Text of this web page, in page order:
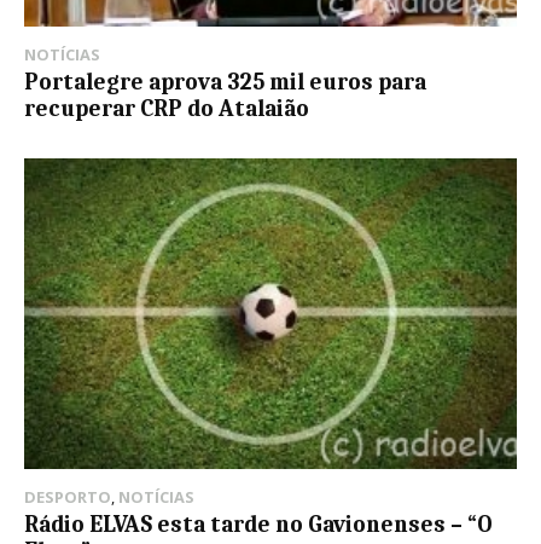
NOTÍCIAS
Portalegre aprova 325 mil euros para
recuperar CRP do Atalaião
DESPORTO, NOTÍCIAS
Rádio ELVAS esta tarde no Gavionenses – “O